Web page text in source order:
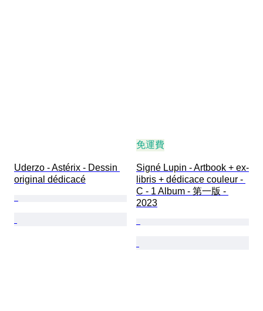
Uderzo - Astérix - Dessin
original dédicacé
免運費
Signé Lupin - Artbook + ex-
libris + dédicace couleur -
C - 1 Album - 第一版 -
2023